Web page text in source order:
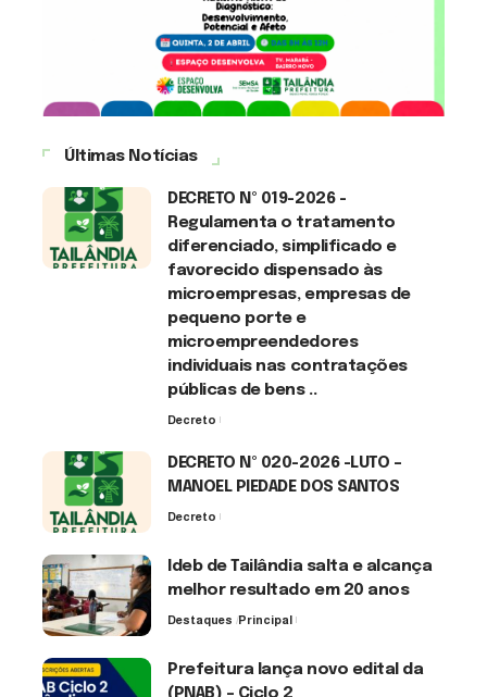
Últimas Notícias
DECRETO Nº 019-2026 -
Regulamenta o tratamento
diferenciado, simplificado e
favorecido dispensado às
microempresas, empresas de
pequeno porte e
microempreendedores
individuais nas contratações
públicas de bens ..
Decreto
DECRETO Nº 020-2026 -LUTO –
MANOEL PIEDADE DOS SANTOS
Decreto
Ideb de Tailândia salta e alcança
melhor resultado em 20 anos
Destaques Principal
Prefeitura lança novo edital da